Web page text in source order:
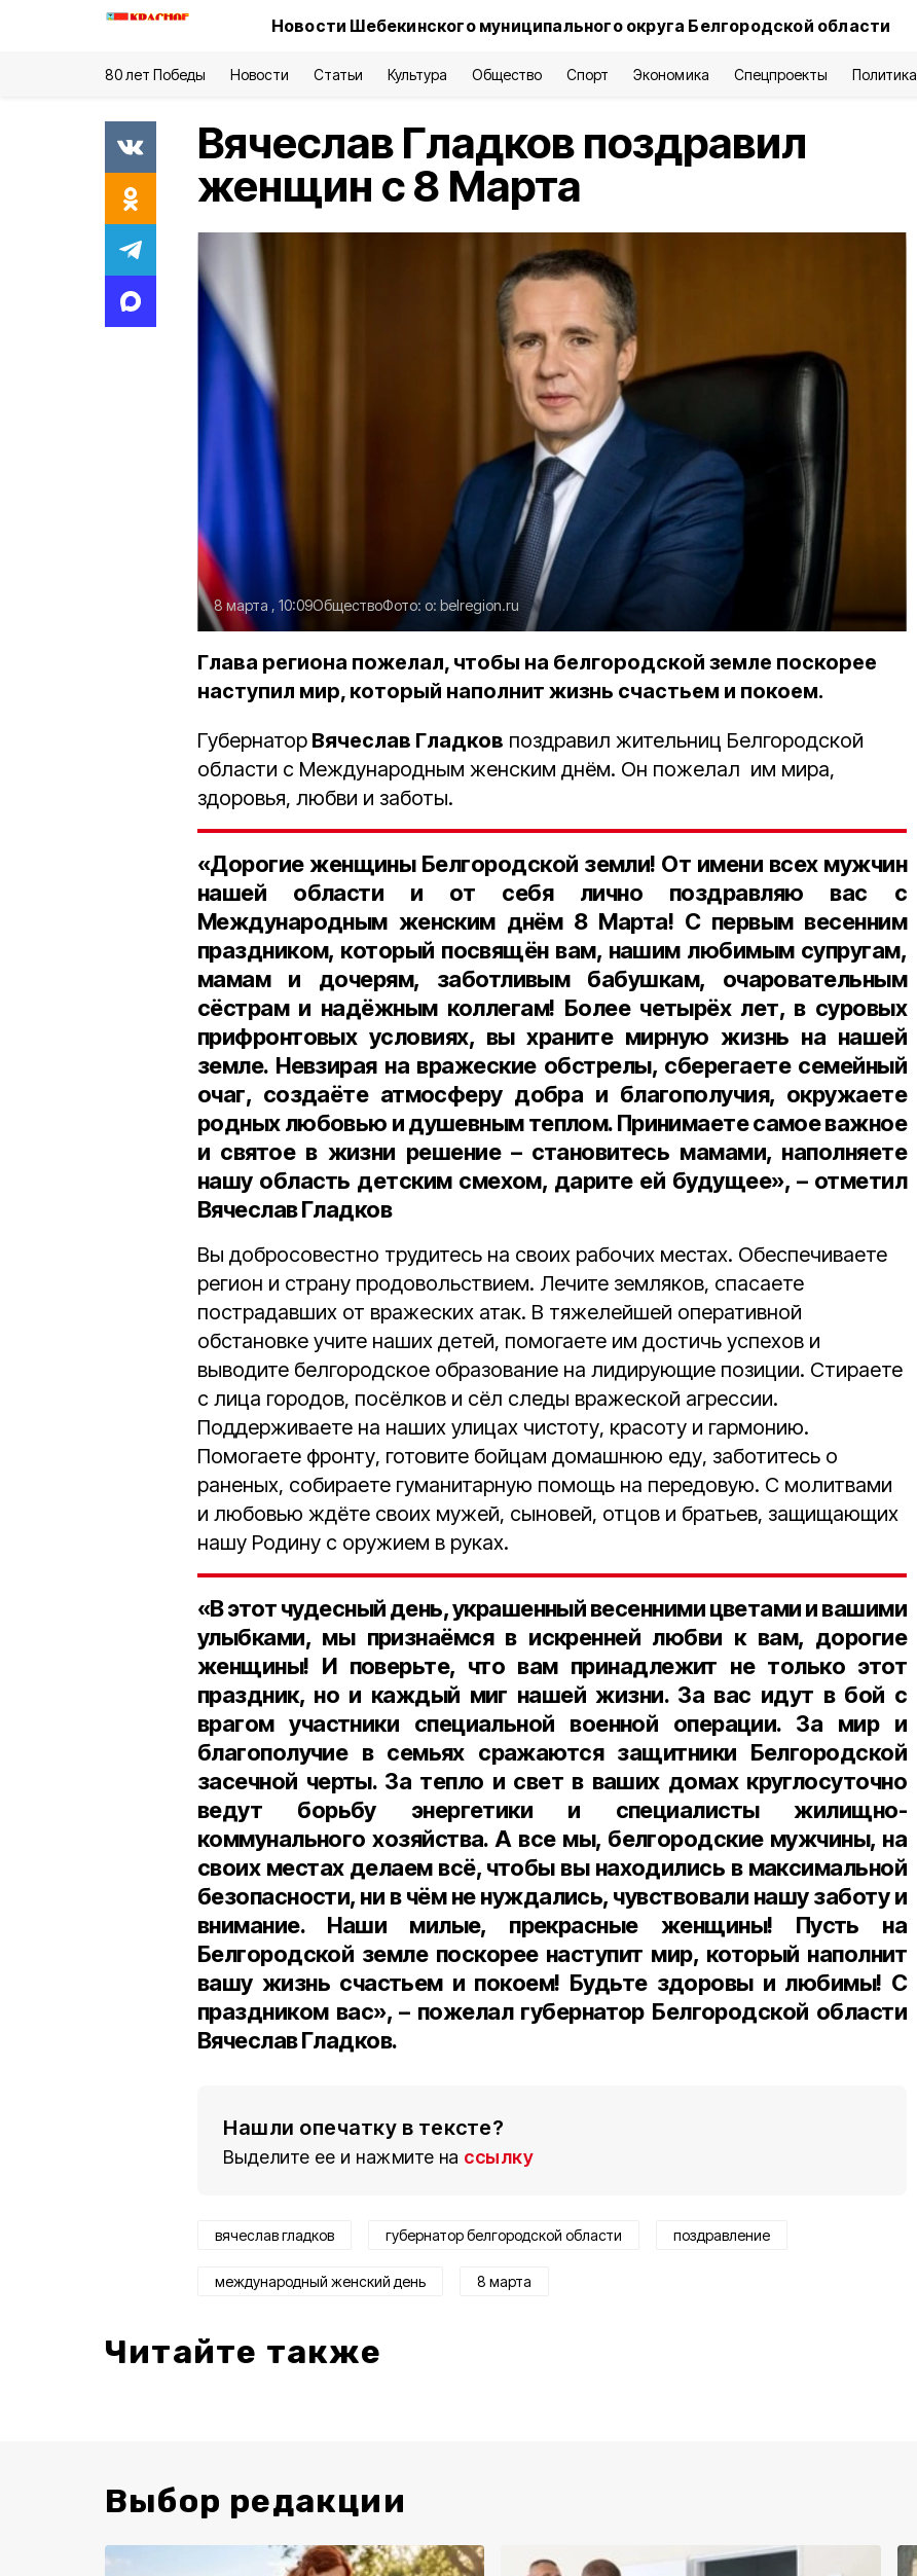
Новости Шебекинского муниципального округа Белгородской области
80 лет Победы Новости Статьи Культура Общество Спорт Экономика Спецпроекты Политика
Вячеслав Гладков поздравил
женщин с 8 Марта
8 марта , 10:09ОбществоФото: о: belregion.ru
Глава региона пожелал, чтобы на белгородской земле поскорее
наступил мир, который наполнит жизнь счастьем и покоем.
Губернатор Вячеслав Гладков поздравил жительниц Белгородской
области с Международным женским днём. Он пожелал им мира,
здоровья, любви и заботы.
«Дорогие женщины Белгородской земли! От имени всех мужчин
нашей области и от себя лично поздравляю вас с
Международным женским днём 8 Марта! С первым весенним
праздником, который посвящён вам, нашим любимым супругам,
мамам и дочерям, заботливым бабушкам, очаровательным
сёстрам и надёжным коллегам! Более четырёх лет, в суровых
прифронтовых условиях, вы храните мирную жизнь на нашей
земле. Невзирая на вражеские обстрелы, сберегаете семейный
очаг, создаёте атмосферу добра и благополучия, окружаете
родных любовью и душевным теплом. Принимаете самое важное
и святое в жизни решение – становитесь мамами, наполняете
нашу область детским смехом, дарите ей будущее», – отметил
Вячеслав Гладков
Вы добросовестно трудитесь на своих рабочих местах. Обеспечиваете
регион и страну продовольствием. Лечите земляков, спасаете
пострадавших от вражеских атак. В тяжелейшей оперативной
обстановке учите наших детей, помогаете им достичь успехов и
выводите белгородское образование на лидирующие позиции. Стираете
с лица городов, посёлков и сёл следы вражеской агрессии.
Поддерживаете на наших улицах чистоту, красоту и гармонию.
Помогаете фронту, готовите бойцам домашнюю еду, заботитесь о
раненых, собираете гуманитарную помощь на передовую. С молитвами
и любовью ждёте своих мужей, сыновей, отцов и братьев, защищающих
нашу Родину с оружием в руках.
«В этот чудесный день, украшенный весенними цветами и вашими
улыбками, мы признаёмся в искренней любви к вам, дорогие
женщины! И поверьте, что вам принадлежит не только этот
праздник, но и каждый миг нашей жизни. За вас идут в бой с
врагом участники специальной военной операции. За мир и
благополучие в семьях сражаются защитники Белгородской
засечной черты. За тепло и свет в ваших домах круглосуточно
ведут борьбу энергетики и специалисты жилищно-
коммунального хозяйства. А все мы, белгородские мужчины, на
своих местах делаем всё, чтобы вы находились в максимальной
безопасности, ни в чём не нуждались, чувствовали нашу заботу и
внимание. Наши милые, прекрасные женщины! Пусть на
Белгородской земле поскорее наступит мир, который наполнит
вашу жизнь счастьем и покоем! Будьте здоровы и любимы! С
праздником вас», – пожелал губернатор Белгородской области
Вячеслав Гладков.
Нашли опечатку в тексте?
Выделите ее и нажмите на ссылку
вячеслав гладков губернатор белгородской области поздравление
международный женский день 8 марта
Читайте также
Выбор редакции